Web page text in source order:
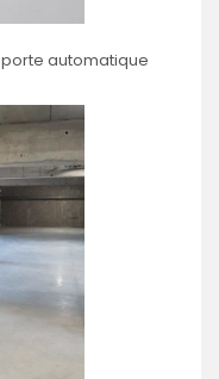
automatique